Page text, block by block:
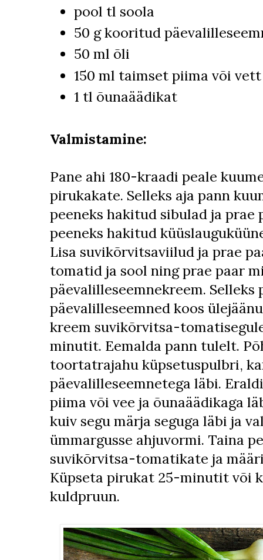
pool tl soola
50 g kooritud
50 ml õli
150 ml taimset piima või vett
1 tl õunaäädikat
Valmistamine:
Pane ahi 180-kraadi peale
pirukakate. Selleks aja pann
peeneks hakitud sibulad ja
peeneks hakitud
Lisa suvikõrvitsaviilud ja prae
tomatid ja sool ning prae paar
päevalilleseemnekreem.
päevalilleseemned koos
kreem suvikõrvitsa-
minutit. Eemalda pann tulelt.
toortatrajahu küpsetuspulbri,
päevalilleseemnetega läbi.
piima või vee ja õunaäädikaga
kuiv segu märja seguga läbi ja
ümmargusse ahjuvormi. Taina
suvikõrvitsa-tomatikate ja
Küpseta pirukat 25-minutit või
kuldpruun.